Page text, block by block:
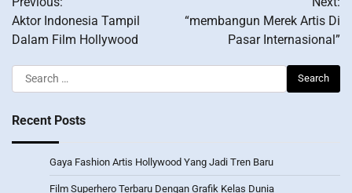
navigation
Aktor Indonesia Tampil
Dalam Film Hollywood
“membangun Merek Artis Di
Pasar Internasional”
Search
for:
Recent Posts
Gaya Fashion Artis Hollywood Yang Jadi Tren Baru
Film Superhero Terbaru Dengan Grafik Kelas Dunia